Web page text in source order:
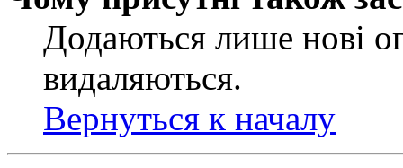
Додаються лише нові
видаляються.
Вернуться к началу